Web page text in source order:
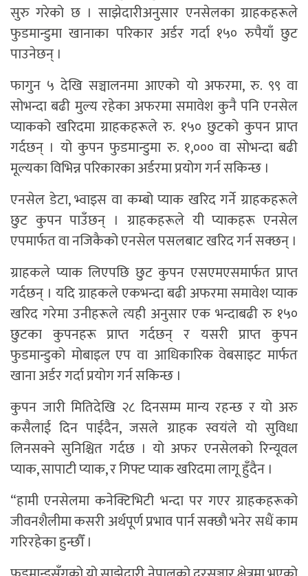
सुरु गरेको छ । साझेदारीअनुसार एनसेलका ग्राहकहरूले
फुडमान्डुमा खानाका परिकार अर्डर गर्दा १५० रुपैयाँ छुट
पाउनेछन् ।
फागुन ५ देखि सञ्चालनमा आएको यो अफरमा, रु. ९९ वा
सोभन्दा बढी मुल्य रहेका अफरमा समावेश कुनै पनि एनसेल
प्याकको खरिदमा ग्राहकहरूले रु. १५० छुटको कुपन प्राप्त
गर्दछन् । यो कुपन फुडमान्डुमा रु. १,००० वा सोभन्दा बढी
मूल्यका विभिन्न परिकारका अर्डरमा प्रयोग गर्न सकिन्छ ।
एनसेल डेटा, भ्वाइस वा कम्बो प्याक खरिद गर्ने ग्राहकहरूले
छुट कुपन पाउँछन् । ग्राहकहरूले यी प्याकहरू एनसेल
एपमार्फत वा नजिकैको एनसेल पसलबाट खरिद गर्न सक्छन् ।
ग्राहकले प्याक लिएपछि छुट कुपन एसएमएसमार्फत प्राप्त
गर्दछन् । यदि ग्राहकले एकभन्दा बढी अफरमा समावेश प्याक
खरिद गरेमा उनीहरूले त्यही अनुसार एक भन्दाबढी रु १५०
छुटका कुपनहरू प्राप्त गर्दछन् र यसरी प्राप्त कुपन
फुडमान्डुको मोबाइल एप वा आधिकारिक वेबसाइट मार्फत
खाना अर्डर गर्दा प्रयोग गर्न सकिन्छ ।
कुपन जारी मितिदेखि २८ दिनसम्म मान्य रहन्छ र यो अरु
कसैलाई दिन पाईदैन, जसले ग्राहक स्वयंले यो सुविधा
लिनसक्ने सुनिश्चित गर्दछ । यो अफर एनसेलको रिन्यूवल
प्याक, सापाटी प्याक, र गिफ्ट प्याक खरिदमा लागू हुँदैन ।
“हामी एनसेलमा कनेक्टिभिटी भन्दा पर गएर ग्राहकहरूको
जीवनशैलीमा कसरी अर्थपूर्ण प्रभाव पार्न सक्छौ भनेर सधैं काम
गरिरहेका हुन्छौँ ।